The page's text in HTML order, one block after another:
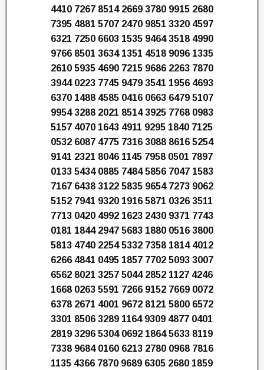
4410 7267 8514 2669 3780 9915 2680
7395 4881 5707 2470 9851 3320 4597
6321 7250 6603 1535 9464 3518 4990
9766 8501 3634 1351 4518 9096 1335
2610 5935 4690 7215 9686 2263 7870
3944 0223 7745 9479 3541 1956 4693
6370 1488 4585 0416 0663 6479 5107
9954 3288 2021 8514 3925 7768 0983
5157 4070 1643 4911 9295 1840 7125
0532 6087 4775 7316 3088 8616 5254
9141 2321 8046 1145 7958 0501 7897
0133 5434 0885 7484 5856 7047 1583
7167 6438 3122 5835 9654 7273 9062
5152 7941 9320 1916 5871 0326 3511
7713 0420 4992 1623 2430 9371 7743
0181 1844 2947 5683 1880 0516 3800
5813 4740 2254 5332 7358 1814 4012
6266 4841 0495 1857 7702 5093 3007
6562 8021 3257 5044 2852 1127 4246
1668 0263 5591 7266 9152 7669 0072
6378 2671 4001 9672 8121 5800 6572
3301 8506 3289 1164 9309 4877 0401
2819 3296 5304 0692 1864 5633 8119
7338 9684 0160 6213 2780 0968 7816
1135 4366 7870 9689 6305 2680 1859